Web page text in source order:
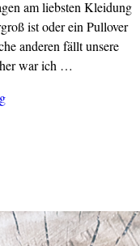
am liebsten Kleidung
ist oder ein Pullover
anderen fällt unsere
war ich …